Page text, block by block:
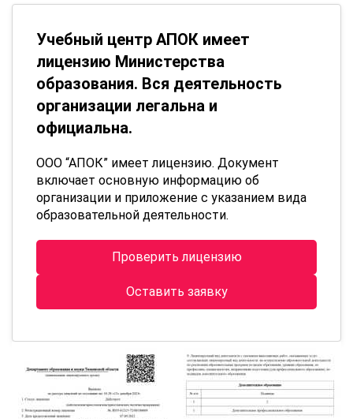
Учебный центр АПОК имеет
лицензию Министерства
образования. Вся деятельность
организации легальна и
официальна.
ООО “АПОК” имеет лицензию. Документ
включает основную информацию об
организации и приложение с указанием вида
образовательной деятельности.
Проверить лицензию
Оставить заявку